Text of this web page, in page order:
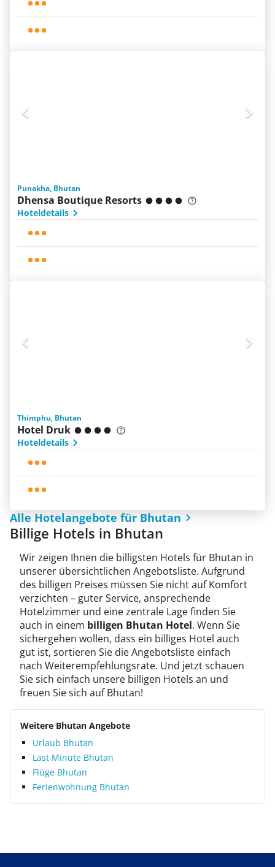
Punakha, Bhutan
Dhensa Boutique Resorts
Hoteldetails
Thimphu, Bhutan
Hotel Druk
Hoteldetails
Alle Hotelangebote für Bhutan
Billige Hotels in Bhutan
Wir zeigen Ihnen die billigsten Hotels für Bhutan in
unserer übersichtlichen Angebotsliste. Aufgrund
des billigen Preises müssen Sie nicht auf Komfort
verzichten – guter Service, ansprechende
Hotelzimmer und eine zentrale Lage finden Sie
auch in einem billigen Bhutan Hotel. Wenn Sie
sichergehen wollen, dass ein billiges Hotel auch
gut ist, sortieren Sie die Angebotsliste einfach
nach Weiterempfehlungsrate. Und jetzt schauen
Sie sich einfach unsere billigen Hotels an und
freuen Sie sich auf Bhutan!
Weitere Bhutan Angebote
Urlaub Bhutan
Last Minute Bhutan
Flüge Bhutan
Ferienwohnung Bhutan